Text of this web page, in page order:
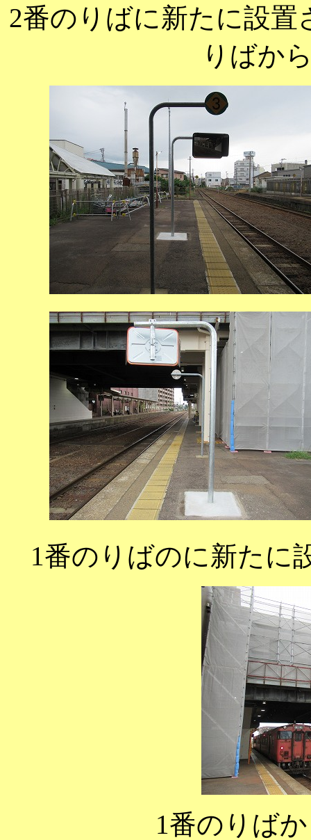
2番のりばに新たに設
りばか
1番のりばのに新たに
1番のりば